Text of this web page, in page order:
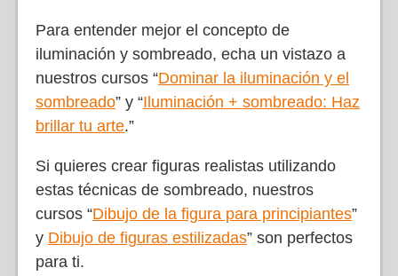
Para entender mejor el concepto de
iluminación y sombreado, echa un vistazo a
nuestros cursos “Dominar la iluminación y el
sombreado” y “Iluminación + sombreado: Haz
brillar tu arte.”
Si quieres crear figuras realistas utilizando
estas técnicas de sombreado, nuestros
cursos “Dibujo de la figura para principiantes”
y Dibujo de figuras estilizadas” son perfectos
para ti.